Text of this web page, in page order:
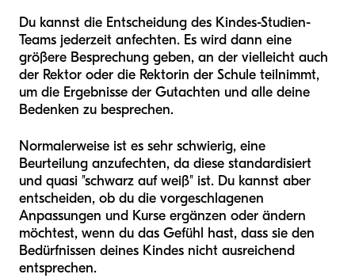
Du kannst die Entscheidung des Kindes-Studien-
Teams jederzeit anfechten. Es wird dann eine
größere Besprechung geben, an der vielleicht auch
der Rektor oder die Rektorin der Schule teilnimmt,
um die Ergebnisse der Gutachten und alle deine
Bedenken zu besprechen.
Normalerweise ist es sehr schwierig, eine
Beurteilung anzufechten, da diese standardisiert
und quasi "schwarz auf weiß" ist. Du kannst aber
entscheiden, ob du die vorgeschlagenen
Anpassungen und Kurse ergänzen oder ändern
möchtest, wenn du das Gefühl hast, dass sie den
Bedürfnissen deines Kindes nicht ausreichend
entsprechen.